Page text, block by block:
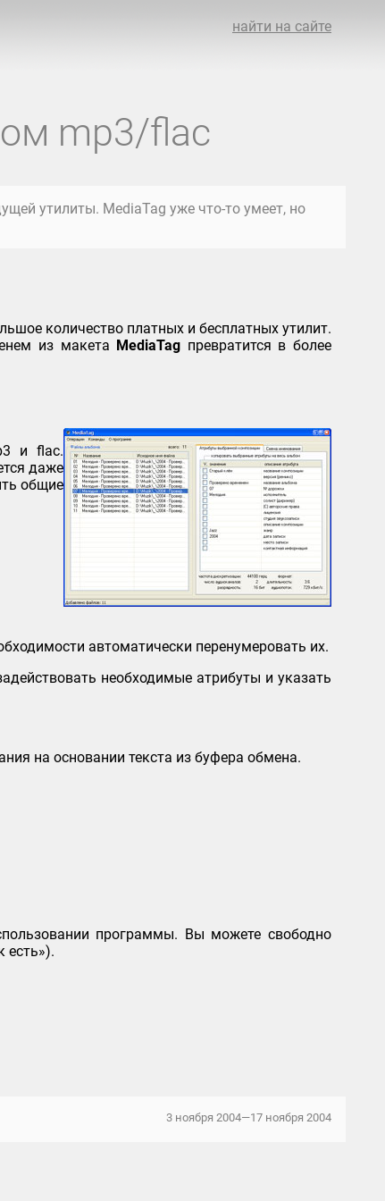
найти на сайте
mp3/flac
утилиты. MediaTag уже что-то умеет, но
количество платных и бесплатных утилит.
из макета MediaTag превратится в более
и flac.
даже
общие
автоматически перенумеровать их.
необходимые атрибуты и указать
на основании текста из буфера обмена.
программы. Вы можете свободно
есть»).
3 ноября 2004—17 ноября 2004